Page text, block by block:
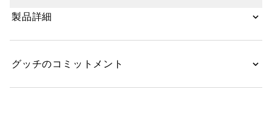
製品詳細
グッチのコミットメント